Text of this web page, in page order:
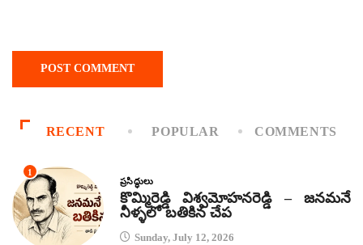
RECENT POPULAR COMMENTS
1
ప్రసిద్ధులు
కొమ్మిరెడ్డి విశ్వమోహనరెడ్డి – జనమనే
నీళ్ళలో బతికిన చేప
Sunday, July 12, 2026